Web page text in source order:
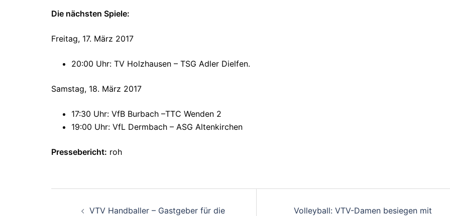
Die nächsten Spiele:
Freitag, 17. März 2017
20:00 Uhr: TV Holzhausen – TSG Adler Dielfen.
Samstag, 18. März 2017
17:30 Uhr: VfB Burbach –TTC Wenden 2
19:00 Uhr: VfL Dermbach – ASG Altenkirchen
Pressebericht: roh
Beitragsnavigation
VTV Handballer – Gastgeber für die
Volleyball: VTV-Damen besiegen mit